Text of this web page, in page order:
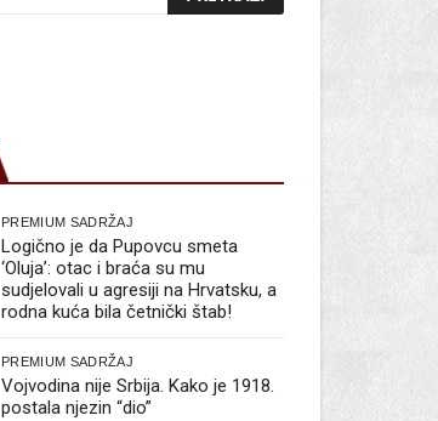
PREMIUM SADRŽAJ
Logično je da Pupovcu smeta
‘Oluja’: otac i braća su mu
sudjelovali u agresiji na Hrvatsku, a
rodna kuća bila četnički štab!
PREMIUM SADRŽAJ
Vojvodina nije Srbija. Kako je 1918.
postala njezin “dio”